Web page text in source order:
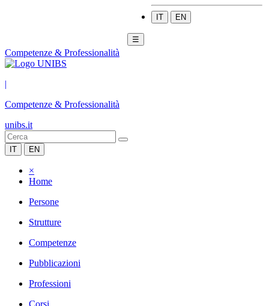
IT EN
☰
Competenze & Professionalità
|
Competenze & Professionalità
unibs.it
IT EN
×
Home
Persone
Strutture
Competenze
Pubblicazioni
Professioni
Corsi